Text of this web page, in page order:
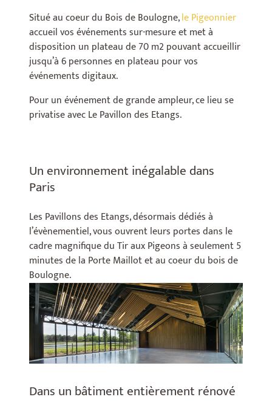
Situé au coeur du Bois de Boulogne,le Pigeonnier
accueil vos événements sur-mesure et met à
disposition un plateau de 70 m2 pouvant accueillir
jusqu’à 6 personnes en plateau pour vos
événements digitaux.
Pour un événement de grande ampleur, ce lieu se
privatise avec Le Pavillon des Etangs.
Un environnement inégalable dans
Paris
Les Pavillons des Etangs, désormais dédiés à
l’évènementiel, vous ouvrent leurs portes dans le
cadre magnifique du Tir aux Pigeons à seulement 5
minutes de la Porte Maillot et au coeur du bois de
Boulogne.
Dans un bâtiment entièrement rénové